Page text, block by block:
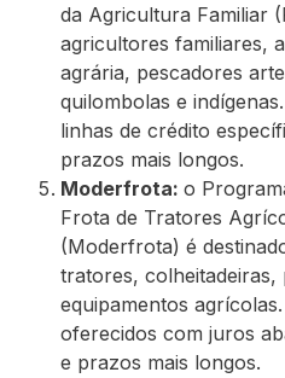
da Agricultura Familiar
agricultores familiares,
agrária, pescadores
quilombolas e
linhas de crédito
prazos mais longos.
Moderfrota: o
Frota de Tratores
(Moderfrota) é
tratores, colheitadeiras,
equipamentos
oferecidos com juros
e prazos mais longos.